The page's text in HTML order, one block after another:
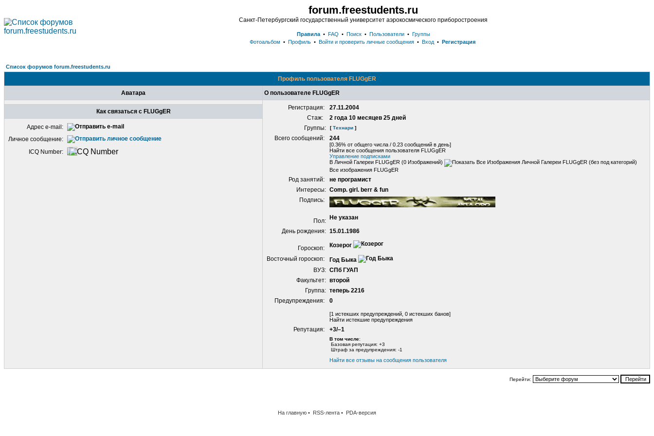
forum.freestudents.ru
Санкт-Петербургский государственный университет аэрокосмического приборостроения
Правила• FAQ • Поиск• Пользователи• Группы
Фотоальбом • Профиль • Войти и проверить личные сообщения • Вход • Регистрация
Список форумов forum.freestudents.ru
Профиль пользователя FLUGgER
Аватара О пользователе FLUGgER
Регистрация:
27.11.2004
Стаж:
2 года 10 месяцев 25 дней
Группы:
[Технари ]
Всего сообщений: 244
[0.36% от общего числа / 0.23 сообщений в день]
Найти все сообщения пользователя FLUGgER
Управление подписками
В Личной Галереи FLUGgER (0 Изображений)
Все изображения FLUGgER
Род занятий:
не програмист
Интересы: Comp. girl. berr & fun
Подпись:
Пол:
Не указан
День рождения: 15.01.1986
Гороскоп:
Козерог
Восточный гороскоп:
Год Быка
ВУЗ: СПб ГУАП
Факультет: второй
Группа: теперь 2216
Предупреждения:
0
[1 истекших предупреждений, 0 истекших банов]
Найти истекшие предупреждения
Репутация: +3/–1
В том числе:
Базовая репутация: +3
Штраф за предупреждения: -1
Найти все отзывы на сообщения пользователя
Как связаться с FLUGgER
Адрес e-mail:
Личное сообщение:
ICQ Number:
Перейти:
На главную • RSS-лента • PDA-версия